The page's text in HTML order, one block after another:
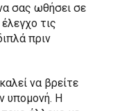
σας ωθήσει σε
τις
πριν
να βρείτε
υπομονή. Η